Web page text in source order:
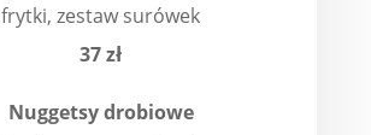
frytki, zestaw surówek
37 zł
Nuggetsy drobiowe